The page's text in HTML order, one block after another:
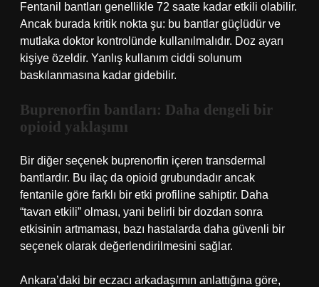
Fentanil bantları genellikle 72 saate kadar etkili olabilir.
Ancak burada kritik nokta şu: bu bantlar güçlüdür ve
mutlaka doktor kontrolünde kullanılmalıdır. Doz ayarı
kişiye özeldir. Yanlış kullanım ciddi solunum
baskılanmasına kadar gidebilir.
Buprenorfin bantları: Daha dengeli bir
opioid yaklaşımı
Bir diğer seçenek buprenorfin içeren transdermal
bantlardır. Bu ilaç da opioid grubundadır ancak
fentanile göre farklı bir etki profiline sahiptir. Daha
“tavan etkili” olması, yani belirli bir dozdan sonra
etkisinin artmaması, bazı hastalarda daha güvenli bir
seçenek olarak değerlendirilmesini sağlar.
Ankara’daki bir eczacı arkadaşımın anlattığına göre,